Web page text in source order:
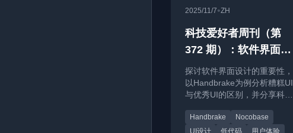
2025/11/7•ZH
科技爱好者周刊（第
372 期）：软件界面如
何设计
探讨软件界面设计的重要性，
以Handbrake为例分析糟糕UI
与优秀UI的区别，并分享科技
Handbrake
Nocobase
UI设计
低代码 用户体验